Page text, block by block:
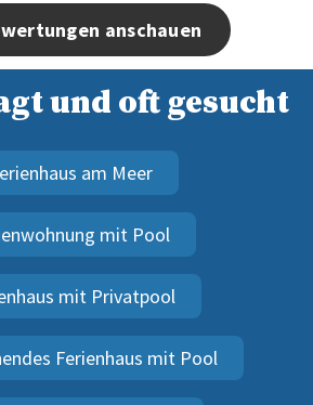
anschauen
und oft gesucht
am Meer
mit Pool
mit Privatpool
Ferienhaus mit Pool